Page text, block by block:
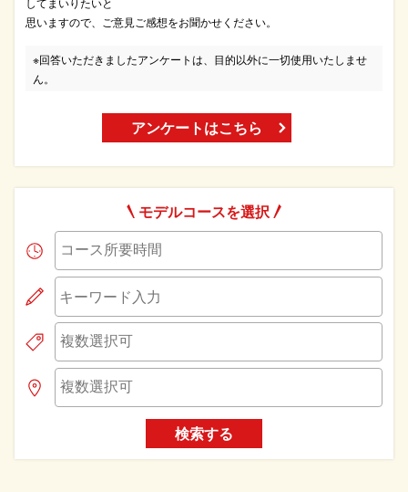
思いますので、ご意見ご感想をお聞かせください。
※回答いただきましたアンケートは、目的以外に一切使用いたしませ
ん。
アンケートはこちら
モデルコースを選択
検索する